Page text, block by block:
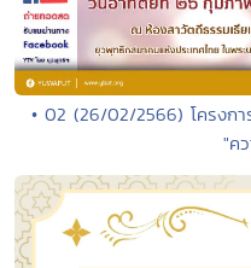
• 02 (26/02/2566) โครงก
"ค